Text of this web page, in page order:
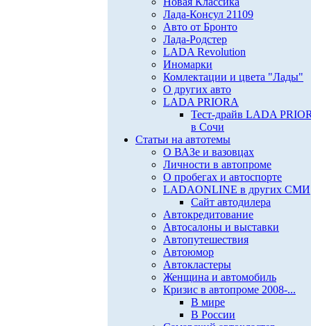
Лада-Консул 21109
Авто от Бронто
Лада-Родстер
LADA Revolution
Иномарки
Комлектации и цвета "Лады"
О других авто
LADA PRIORA
Тест-драйв LADA
в Сочи
Статьи на автотемы
О ВАЗе и вазовцах
Личности в автопроме
О пробегах и автоспорте
LADAONLINE в других СМИ
Сайт автодилера
Автокредитование
Автосалоны и выставки
Автопутешествия
Автоюмор
Автокластеры
Женщина и автомобиль
Кризис в автопроме 2008-...
В мире
В России